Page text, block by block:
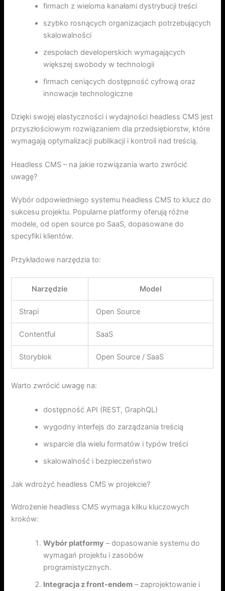
firmach z wieloma kanałami dystrybucji treści
szybko rosnących organizacjach potrzebujących
skalowalności
zespołach developerskich wymagających
większej swobody w technologii
firmach ceniących dostępność cyfrową oraz
innowacje technologiczne
Dzięki swojej elastyczności i wydajności headless CMS jest
przyszłościowym rozwiązaniem dla przedsiębiorstw, które
wymagają optymalizacji publikacji i kontroli nad treścią.
Headless CMS – na jakie rozwiązania warto zwrócić
uwagę?
Wybór odpowiedniego systemu headless CMS to klucz do
sukcesu projektu. Popularne platformy oferują różne
modele, od open source po SaaS, dopasowane do
specyfiki klientów.
Przykładowe narzędzia to:
Narzędzie Model
Strapi Open Source
Contentful SaaS
Storyblok Open Source / SaaS
Warto zwrócić uwagę na:
dostępność API (REST, GraphQL)
wygodny interfejs do zarządzania treścią
wsparcie dla wielu formatów i typów treści
skalowalność i bezpieczeństwo
Jak wdrożyć headless CMS w projekcie?
Wdrożenie headless CMS wymaga kilku kluczowych
kroków:
Wybór platformy – dopasowanie systemu do
wymagań projektu i zasobów
programistycznych.
Integracja z front-endem – zaprojektowanie i